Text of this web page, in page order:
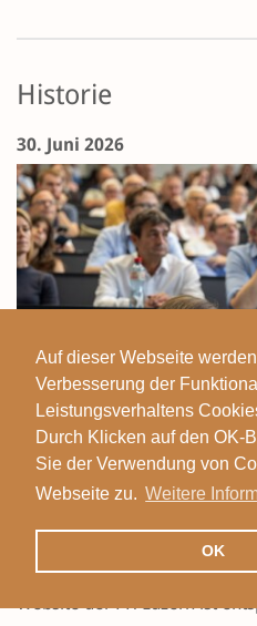
Auf dieser Webseite
Verbesserung der
Leistungsverhaltens
Durch Klicken auf den OK-
Sie der Verwendung von
Webseite zu. Weitere
OK
Historie
30. Juni 2026
Neue Infos zum
Am 29. Juni 2026 wurden in
neusten Stand des Projekts
Website der PH Luzern ist